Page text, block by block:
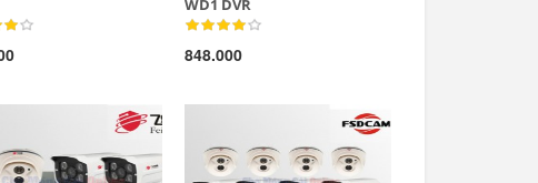
WD1 DVR
848.000